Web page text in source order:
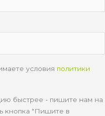
условия политики
быстрее - пишите нам на
кнопка "Пишите в